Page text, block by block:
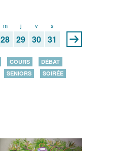
m
28
j
29
v
30
s
31
COURS
DÉBAT
SENIORS
SOIRÉE